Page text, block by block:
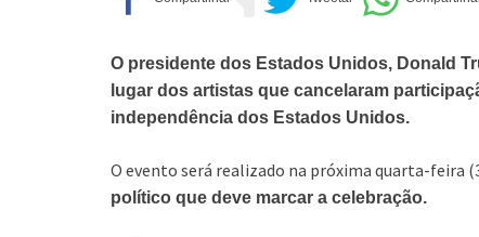
O presidente dos Estados Unidos, Donald
lugar dos artistas que cancelaram
independência dos Estados Unidos.
O evento será realizado na próxima quarta-feira
político que deve marcar a celebração.